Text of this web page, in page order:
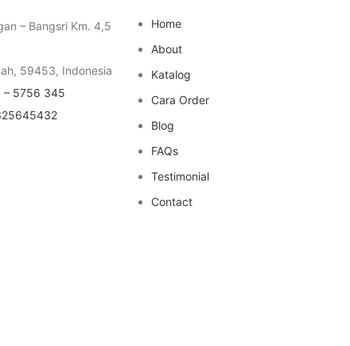
– Bangsri Km. 4,5
59453, Indonesia
– 5756 345
Home
About
Katalog
Cara Order
Blog
FAQs
Testimonial
Contact